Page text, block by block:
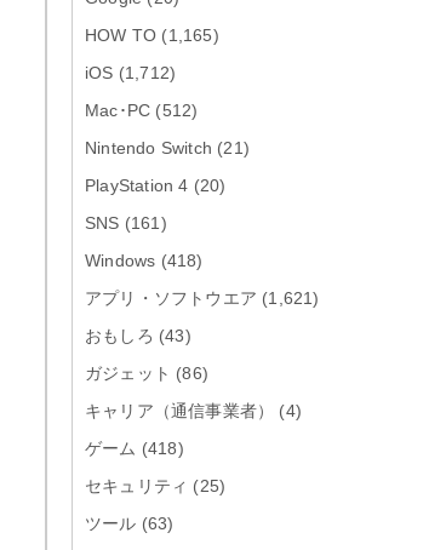
「Google カレンダー 26.29.4」iOS
向け最新版をリリース。...
「Instagram 441.0.0」iOS向け最新
「Google ドライブ - 安全なオンラ
「Google 翻訳 10.31.311」iOS向
「Microsoft Excel 2.112.3」iOS向
HOW TO (1,165)
iOS (1,712)
Mac･PC (512)
Nintendo Switch (21)
PlayStation 4 (20)
SNS (161)
Windows (418)
アプリ・ソフトウエア (1,621)
おもしろ (43)
ガジェット (86)
キャリア（通信事業者）
(4)
ゲーム (418)
セキュリティ (25)
ツール (63)